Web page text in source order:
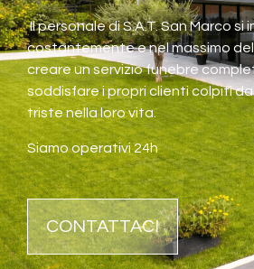
Il personale di S.A.T. San Marco si
costantemente e nel massimo
creare un servizio funebre
soddisfare i propri clienti colpiti
triste nella loro vita.
Siamo operativi 24h
CONTATTACI